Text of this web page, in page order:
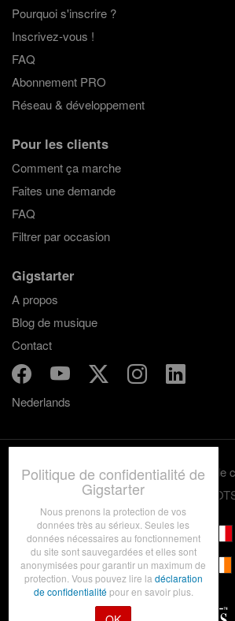
Pourquoi s'inscrire ?
Inscrivez-vous !
FAQ
Abonnement PRO
Réseau & développement
Pour les clients
Comment ça marche
Faites une demande
FAQ
Filtrer par occasion
Gigstarter
A propos
Blog de musique
Contact
Nederlands
Termes et conditions
Politique de
© 2012-2026
Politique de confidentialité de
Gigstarter
Nous prenons la protection de vos
données très au sérieux. Seules les
données nécessaires au fonctionnement
du site sont sauvegardées et elles sont
anonymisées pour garantir un maximum de
protection. Vous pouvez lire la déclaration
de confidentialitépour en savoir plus.